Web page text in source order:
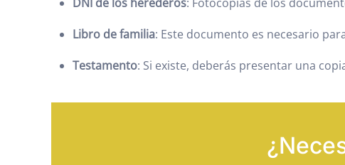
Libro de familia: Este documento es necesario
Testamento: Si existe, deberás presentar una